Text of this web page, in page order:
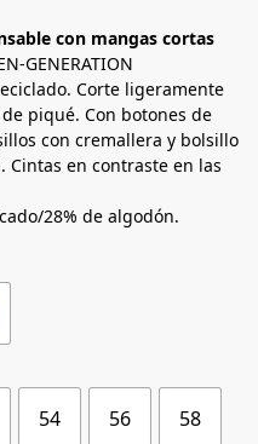
con mangas cortas
GENERATION
Corte ligeramente
piqué. Con botones de
con cremallera y bolsillo
en contraste en las
28% de algodón.
54 56 58